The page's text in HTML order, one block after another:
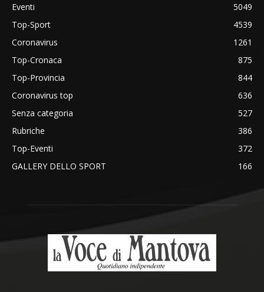
Eventi
5049
Top-Sport
4539
Coronavirus
1261
Top-Cronaca
875
Top-Provincia
844
Coronavirus top
636
Senza categoria
527
Rubriche
386
Top-Eventi
372
GALLERY DELLO SPORT
166